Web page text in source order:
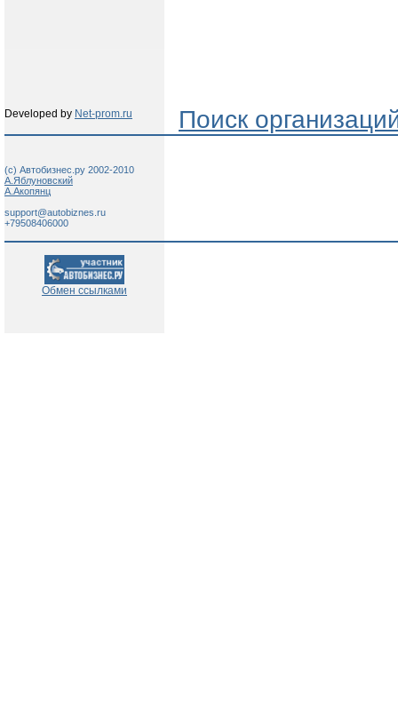
Developed by Net-prom.ru Поиск
(c) Автобизнес.ру 2002-2010
А.Яблуновский
А.Акопянц
support@autobiznes.ru
+79508406000
Обмен ссылками